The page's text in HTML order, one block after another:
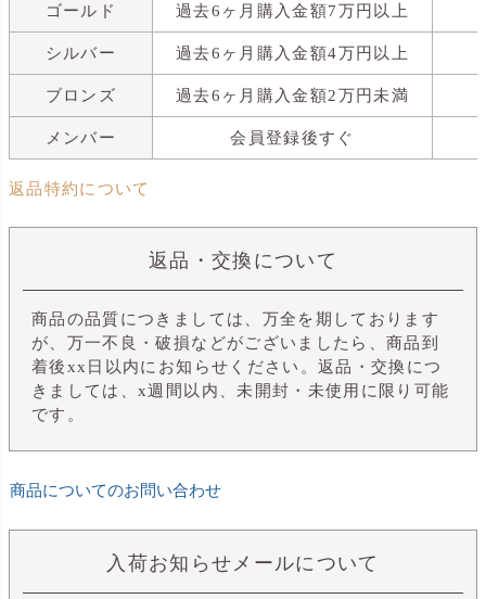
ゴールド 過去6ヶ月購入金額7万円以上
シルバー 過去6ヶ月購入金額4万円以上
ブロンズ 過去6ヶ月購入金額2万円未満
メンバー 会員登録後すぐ
返品特約について
返品・交換について
商品の品質につきましては、万全を期しております
が、万一不良・破損などがございましたら、商品到
着後xx日以内にお知らせください。返品・交換につ
きましては、x週間以内、未開封・未使用に限り可能
です。
商品についてのお問い合わせ
入荷お知らせメールについて